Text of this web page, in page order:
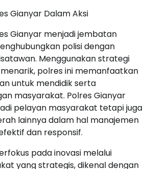
Gianyar Dalam Aksi
Gianyar menjadi jembatan
polisi dengan
Menggunakan strategi
polres ini memanfaatkan
untuk mendidik serta
masyarakat. Polres Gianyar
pelayan masyarakat tetapi juga
lainnya dalam hal manajemen
dan responsif.
pada inovasi melalui
yang strategis, dikenal dengan